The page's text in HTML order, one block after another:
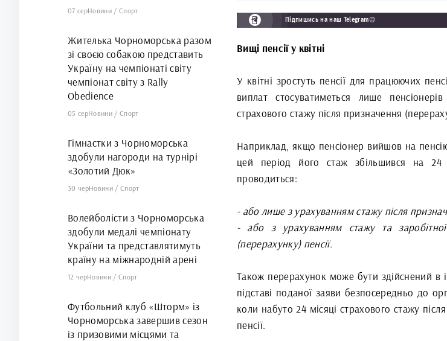
Підпишись на наш Telegram😉
Вищі пенсії у квітні
У квітні зростуть пенсії для працюючих
виплат стосуватиметься лише
страхового стажу після призначення
Наприклад, якщо пенсіонер вийшов на
цей період його стаж збільшився на 24
проводиться:
- або лише з урахуванням стажу після
- або з урахуванням стажу та
(перерахунку) пенсії.
Також перерахунок може бути здійснений в
підставі поданої заяви безпосередньо до
коли набуто 24 місяці страхового стажу
пенсії.
07 серНовини /Спорт
Жителька Чорноморська разом
зі своєю собакою представить
Україну на чемпіонаті світу
чемпіонат світу з Rally
Obedience
05 серНовини /Спорт
Гімнастки з Чорноморська
здобули нагороди на турнірі
«Золотий Дюк»
30 черНовини /Спорт
Волейболісти з Чорноморська
здобули медалі чемпіонату
України та представлятимуть
країну на міжнародній арені
12 черНовини /Спорт
Футбольний клуб «Шторм» із
Чорноморська завершив сезон
із призовими місцями та